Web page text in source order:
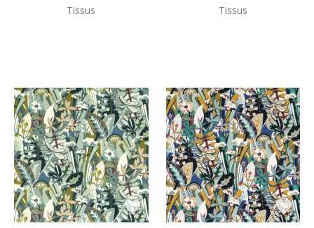
Tissus Tissus